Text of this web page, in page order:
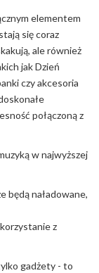
elementem
się coraz
ale również
jak Dzień
czy akcesoria
połączoną z
w najwyższej
będą naładowane,
z
gadżety - to